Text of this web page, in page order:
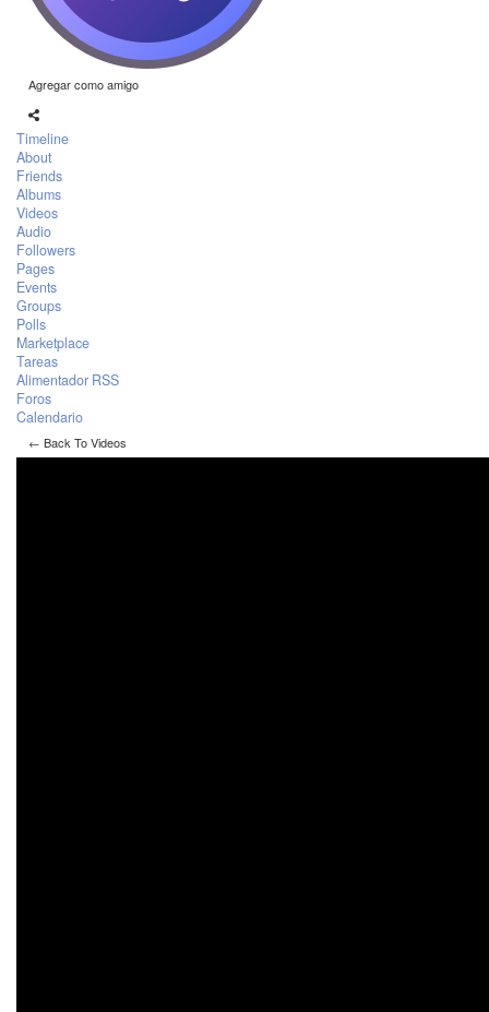
Agregar como amigo
Timeline
About
Friends
Albums
Videos
Audio
Followers
Pages
Events
Groups
Polls
Marketplace
Tareas
Alimentador RSS
Foros
Calendario
← Back To Videos